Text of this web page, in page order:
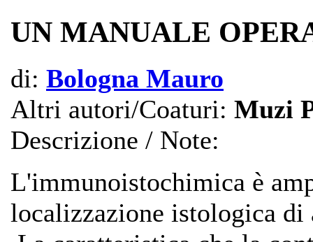
UN MANUALE
di: Bologna Mauro
Altri autori/Coaturi: Muzi
Descrizione / Note:
L'immunoistochimica è
localizzazione istologica